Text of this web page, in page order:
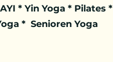
* Yin Yoga * Pilates *
* Senioren Yoga